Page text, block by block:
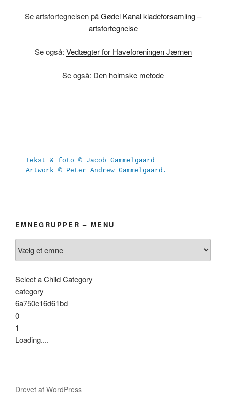
Se artsfortegnelsen påGødel Kanal kladeforsamling –
artsfortegnelse
Se også: Vedtægter for Haveforeningen Jærnen
Se også: Den holmske metode
Tekst & foto © Jacob Gammelgaard
Artwork © Peter Andrew Gammelgaard.
EMNEGRUPPER – MENU
Select a Child Category
category
6a750e16d61bd
0
1
Loading....
Drevet af WordPress